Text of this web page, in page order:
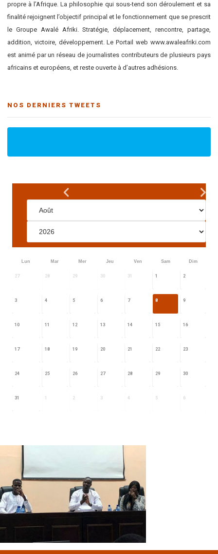
propre à l’Afrique. La philosophie qui sous-tend son déroulement et sa
finalité rejoignent l’objectif principal et le fonctionnement que se prescrit
le Groupe Awalé Afriki. Stratégie, déplacement, rencontre, partage,
addition, victoire, développement. Le Portail web www.awaleafriki.com
est animé par un réseau de journalistes contributeurs de plusieurs pays
africains et européens, et reste ouverte à d’autres adhésions.
NOS DERNIERS TWEETS
Lun Mar Mer Jeu Ven Sam Dim
27 28 29 30 31 1 2
3 4 5 6 7 8 9
10 11 12 13 14 15 16
17 18 19 20 21 22 23
24 25 26 27 28 29 30
31 1 2 3 4 5 6